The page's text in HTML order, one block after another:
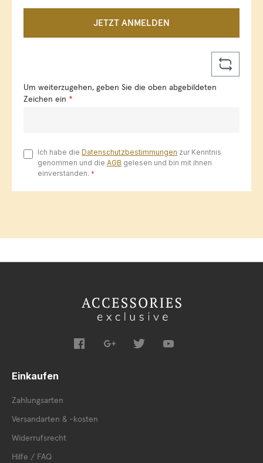
JETZT ANMELDEN
Um weiterzugehen, geben Sie die oben abgebildeten
Zeichen ein *
Ich habe die Datenschutzbestimmungen zur Kenntnis
genommen und die AGB gelesen und bin mit ihnen
einverstanden. *
Einkaufen
Zahlungsarten
Versandarten & -kosten
Widerrufsrecht
Hilfe / FAQ